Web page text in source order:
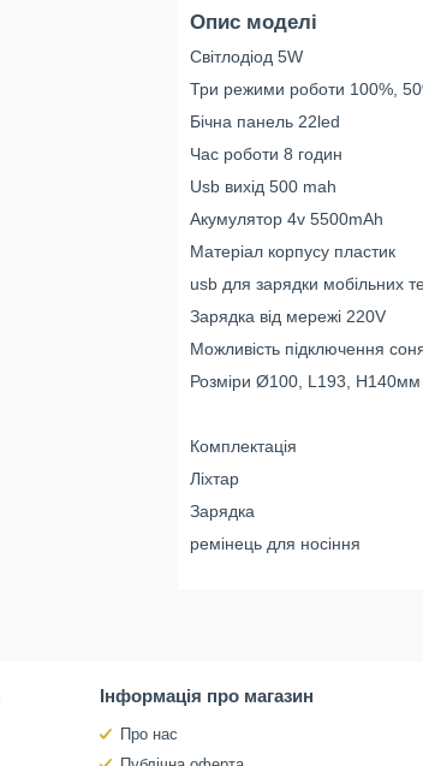
Опис моделі
Світлодіод 5W
Три режими роботи 100%,
Бічна панель 22led
Час роботи 8 годин
Usb вихід 500 mah
Акумулятор 4v 5500mAh
Матеріал корпусу пластик
usb для зарядки мобільних
Зарядка від мережі 220V
Можливість підключення
Розміри Ø100, L193, Н140мм
Комплектація
Ліхтар
Зарядка
ремінець для носіння
Інформація про магазин
Про нас